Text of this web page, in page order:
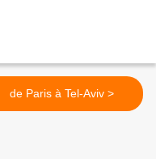
de Paris à Tel-Aviv >